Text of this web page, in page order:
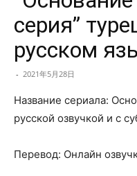
серия”
русском
- 2021年5月28日
Название сериала:
русской озвучкой и с
Перевод: Онлайн